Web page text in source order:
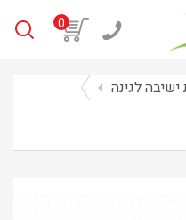
0
ישיבה לגינה arrow_left